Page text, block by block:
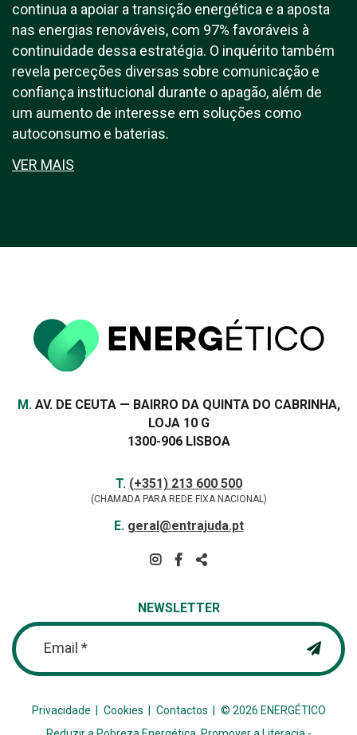
continua a apoiar a transição energética e a aposta
nas energias renováveis, com 97% favoráveis à
continuidade dessa estratégia. O inquérito também
revela perceções diversas sobre comunicação e
confiança institucional durante o apagão, além de
um aumento de interesse em soluções como
autoconsumo e baterias.
VER MAIS
Morada
M. AV. DE CEUTA — BAIRRO DA QUINTA DO CABRINHA,
LOJA 10 G
1300-906 LISBOA
T. (+351) 213 600 500
(CHAMADA PARA REDE FIXA NACIONAL)
E. geral@entrajuda.pt
REDE
NEWSLETTER
Email *
Privacidade Cookies Contactos
© 2026 ENERGÉTICO